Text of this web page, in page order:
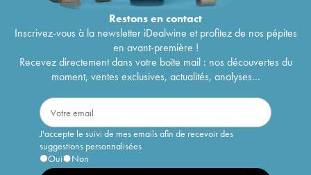
Restons encontact
Inscrivez-vous à la newsletter iDealwine et profitez de nos pépites
en avant-première !
Recevez directement dans votre boîte mail : nos découvertes du
moment, ventes exclusives, actualités, analyses...
J'accepte le suivi de mes emails afin de recevoir des
suggestions personnalisées
Oui
Non